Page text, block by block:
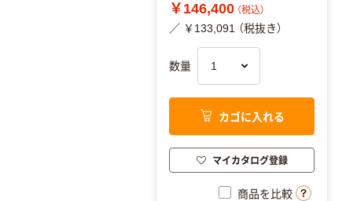
￥146,400 （税込）
／ ￥133,091 （税抜き）
数量
カゴに入れる
マイカタログ登録
商品を比較